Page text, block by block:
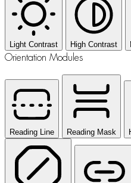
Light Contrast High Contrast
Orientation Modules
Reading Line Reading Mask